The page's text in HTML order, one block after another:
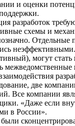
и оценки
разработок
схемы и
могут
две
Все компании
«Даже если
в России».